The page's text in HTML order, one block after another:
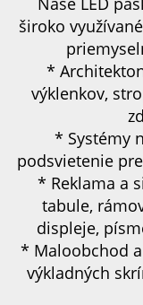
široko
*
výklenkov,
* Systémy
* Reklama a
tabule,
displeje,
* Maloobchod
výkladných